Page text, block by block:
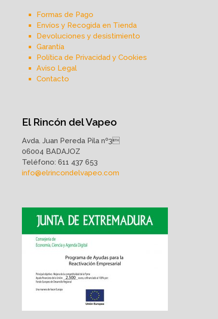
Formas de Pago
Envíos y Recogida en Tienda
Devoluciones y desistimiento
Garantía
Política de Privacidad y Cookies
Aviso Legal
Contacto
El Rincón del Vapeo
Avda. Juan Pereda Pila nº3
06004 BADAJOZ
Teléfono: 611 437 653
info@elrincondelvapeo.com